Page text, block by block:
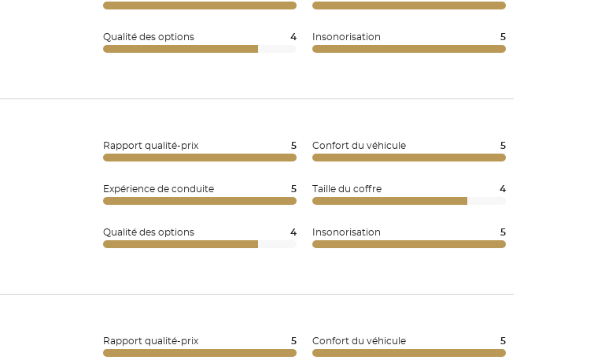
Qualité des options 4 Insonorisation 5
Rapport qualité-prix 5 Confort du véhicule 5
Expérience de conduite 5 Taille du coffre 4
Qualité des options 4 Insonorisation 5
Rapport qualité-prix 5 Confort du véhicule 5